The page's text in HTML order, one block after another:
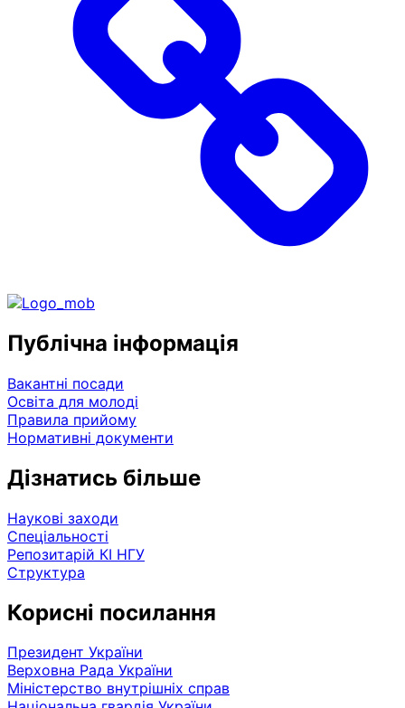
Публічна інформація
Вакантні посади
Освіта для молоді
Правила прийому
Нормативні документи
Дізнатись більше
Наукові заходи
Спеціальності
Репозитарій КІ НГУ
Структура
Корисні посилання
Президент України
Верховна Рада України
Міністерство внутрішніх справ